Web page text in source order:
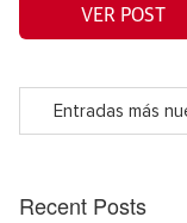
VER POST
Entradas más
Recent Posts